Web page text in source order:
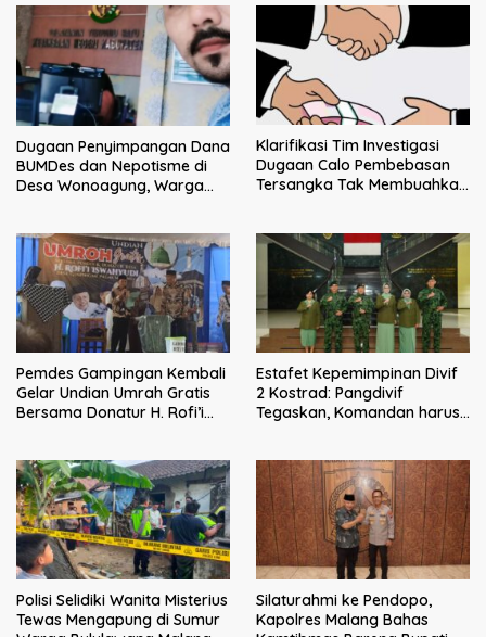
Dugaan Penyimpangan Dana
BUMDes dan Nepotisme di
Desa Wonoagung, Warga
Klarifikasi Tim Investigasi
Dugaan Calo Pembebasan
Tersangka Tak Membuahkan
Pemdes Gampingan Kembali
Gelar Undian Umrah Gratis
Bersama Donatur H. Rofi’i
Estafet Kepemimpinan Divif
2 Kostrad: Pangdivif
Tegaskan, Komandan harus
Polisi Selidiki Wanita Misterius
Tewas Mengapung di Sumur
Silaturahmi ke Pendopo,
Kapolres Malang Bahas